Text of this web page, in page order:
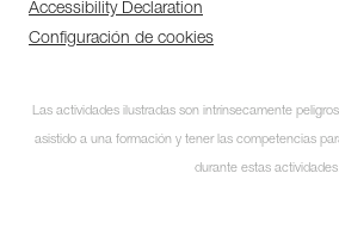
Accessibility Declaration
Configuración de cookies
Las actividades ilustradas son intrínsecamente
asistido a una formación y tener las competencias
durante estas actividades.